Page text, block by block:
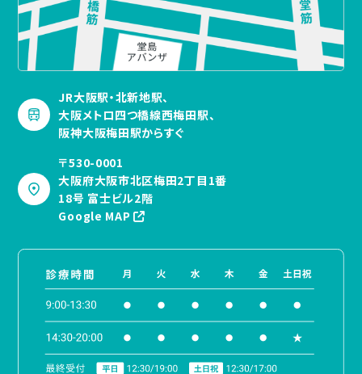
JR大阪駅・北新地駅、
大阪メトロ四つ橋線西梅田駅、
阪神大阪梅田駅からすぐ
〒530-0001
大阪府大阪市北区梅田2丁目1番
18号 富士ビル2階
Google MAP